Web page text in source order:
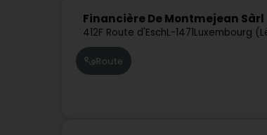
Financière De Montmejean Sàrl
412F Route d'EschL-1471Luxembourg
Route